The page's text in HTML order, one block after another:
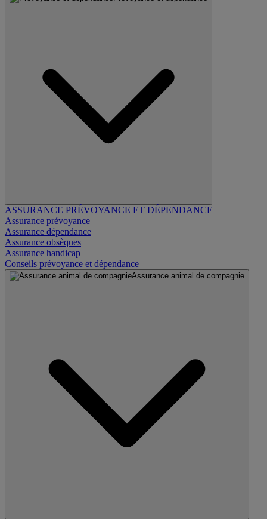
ASSURANCE PRÉVOYANCE ET DÉPENDANCE
Assurance prévoyance
Assurance dépendance
Assurance obsèques
Assurance handicap
Conseils prévoyance et dépendance
Assurance animal de compagnie